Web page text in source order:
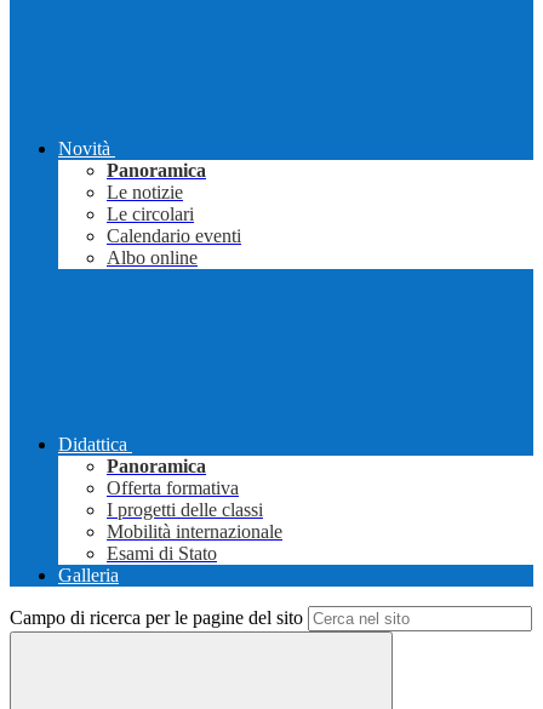
Novità
Panoramica
Le notizie
Le circolari
Calendario eventi
Albo online
Didattica
Panoramica
Offerta formativa
I progetti delle classi
Mobilità internazionale
Esami di Stato
Galleria
Campo di ricerca per le pagine del sito